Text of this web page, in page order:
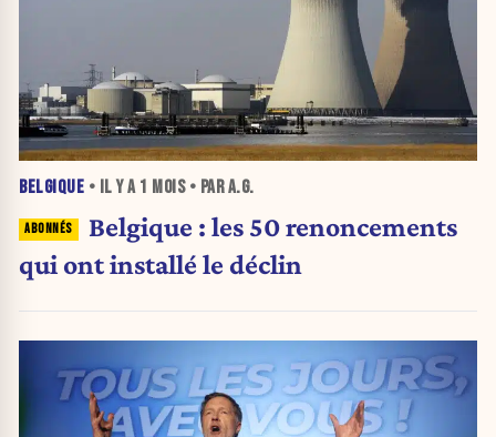
BELGIQUE • IL Y A 1 MOIS• PAR A.G.
Belgique : les 50 renoncements
qui ont installé le déclin